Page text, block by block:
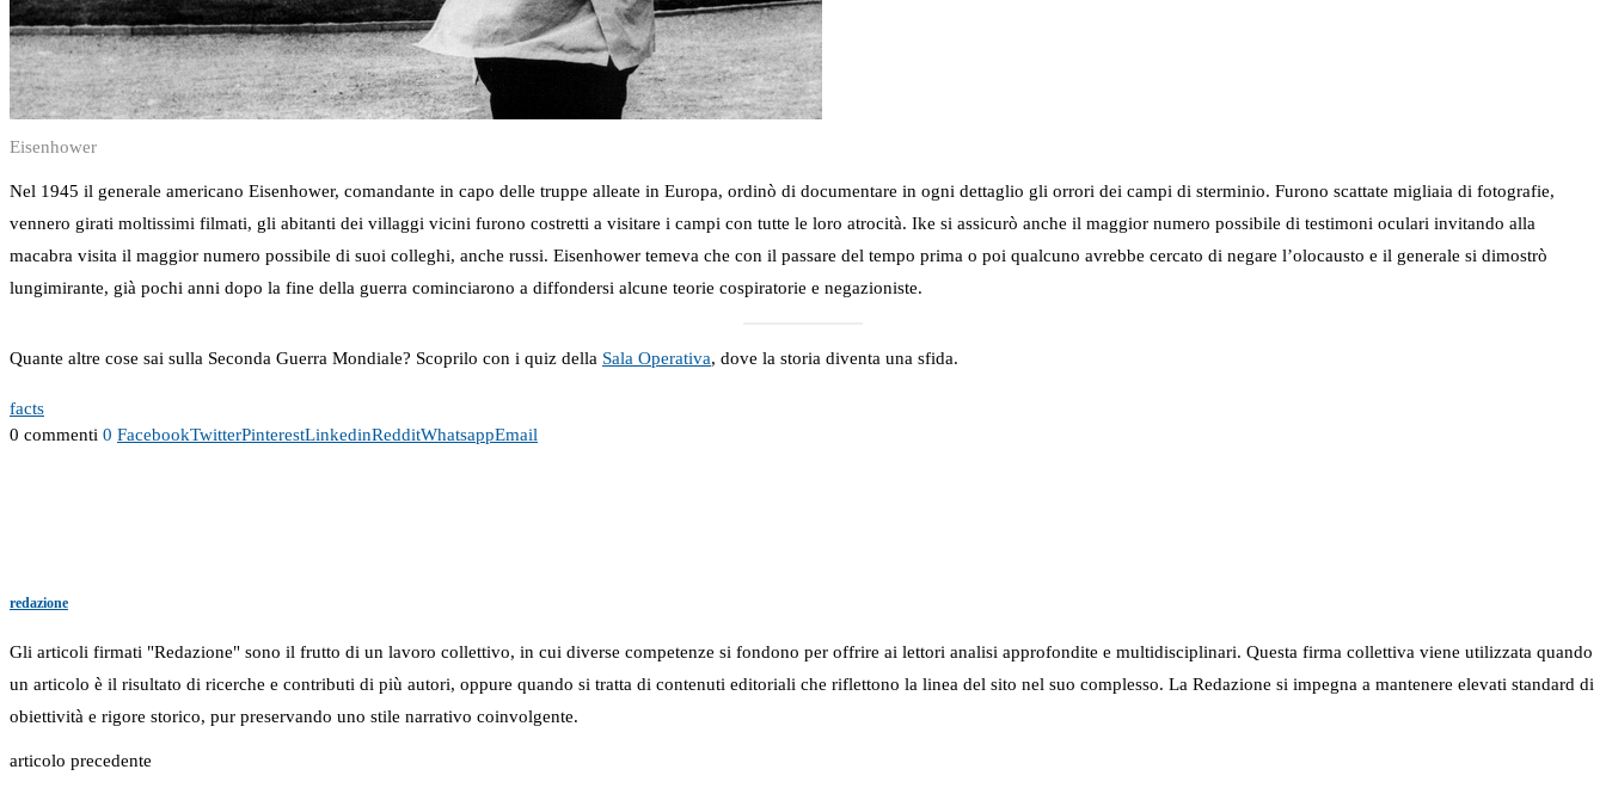
Eisenhower
Nel 1945 il generale americano Eisenhower, comandante in capo delle truppe alleate in Europa, ordinò di documentare in ogni dettaglio gli orrori dei campi di sterminio. Furono scattate migliaia di fotografie,
vennero girati moltissimi filmati, gli abitanti dei villaggi vicini furono costretti a visitare i campi con tutte le loro atrocità. Ike si assicurò anche il maggior numero possibile di testimoni oculari invitando alla
macabra visita il maggior numero possibile di suoi colleghi, anche russi. Eisenhower temeva che con il passare del tempo prima o poi qualcuno avrebbe cercato di negare l’olocausto e il generale si dimostrò
lungimirante, già pochi anni dopo la fine della guerra cominciarono a diffondersi alcune teorie cospiratorie e negazioniste.
Quante altre cose sai sulla Seconda Guerra Mondiale? Scoprilo con i quiz della Sala Operativa, dove la storia diventa una sfida.
facts
0 commenti 0 FacebookTwitterPinterestLinkedinRedditWhatsappEmail
redazione
Gli articoli firmati "Redazione" sono il frutto di un lavoro collettivo, in cui diverse competenze si fondono per offrire ai lettori analisi approfondite e multidisciplinari. Questa firma collettiva viene utilizzata quando
un articolo è il risultato di ricerche e contributi di più autori, oppure quando si tratta di contenuti editoriali che riflettono la linea del sito nel suo complesso. La Redazione si impegna a mantenere elevati standard di
obiettività e rigore storico, pur preservando uno stile narrativo coinvolgente.
articolo precedente